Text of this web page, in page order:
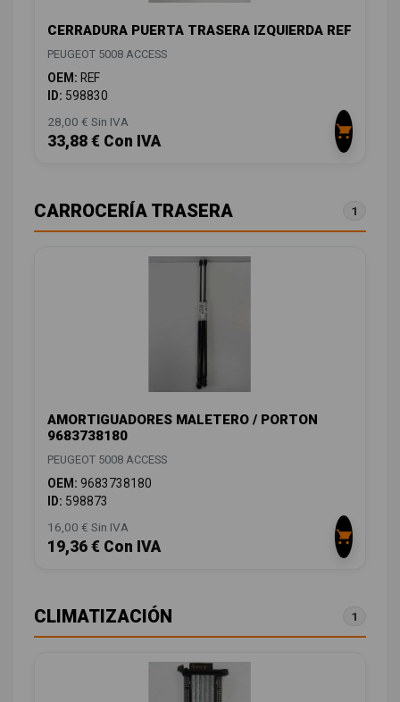
CERRADURA PUERTA TRASERA IZQUIERDA REF
PEUGEOT 5008 ACCESS
OEM: REF
ID: 598830
28,00 € Sin IVA
33,88 € Con IVA
CARROCERÍA TRASERA 1
AMORTIGUADORES MALETERO / PORTON
9683738180
PEUGEOT 5008 ACCESS
OEM: 9683738180
ID: 598873
16,00 € Sin IVA
19,36 € Con IVA
CLIMATIZACIÓN 1